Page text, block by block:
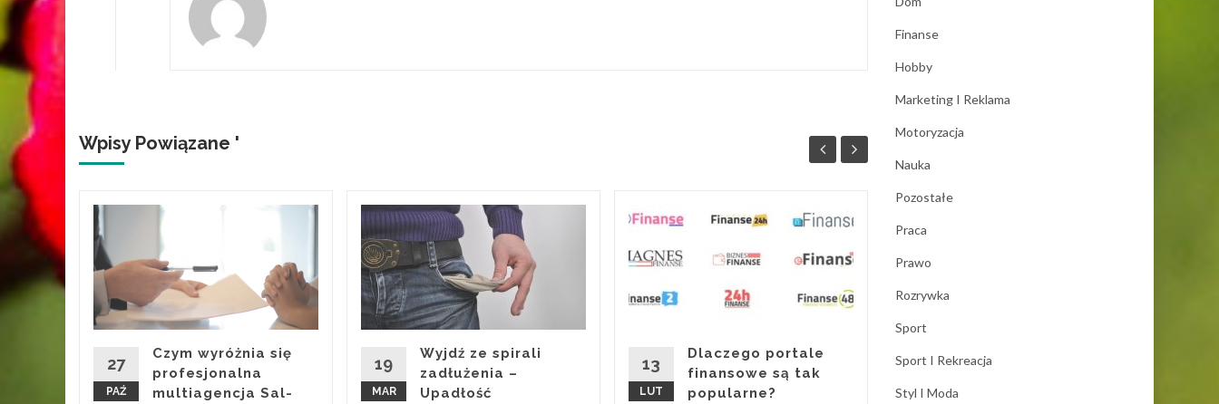
Wpisy Powiązane '
27
PAŹ
Czym wyróżnia się
profesjonalna
multiagencja Sal-
19
MAR
Wyjdź ze spirali
zadłużenia –
Upadłość
13
LUT
Dlaczego portale
finansowe są tak
popularne?
05
PAŹ
kupno nowego sprzętu?
zainteresuje Cię leasing
Finanse
Hobby
Marketing I Reklama
Motoryzacja
Nauka
Pozostałe
Praca
Prawo
Rozrywka
Sport
Sport I Rekreacja
Styl I Moda